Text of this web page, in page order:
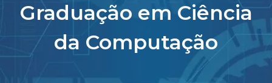
Graduação em Ciência
da Computação